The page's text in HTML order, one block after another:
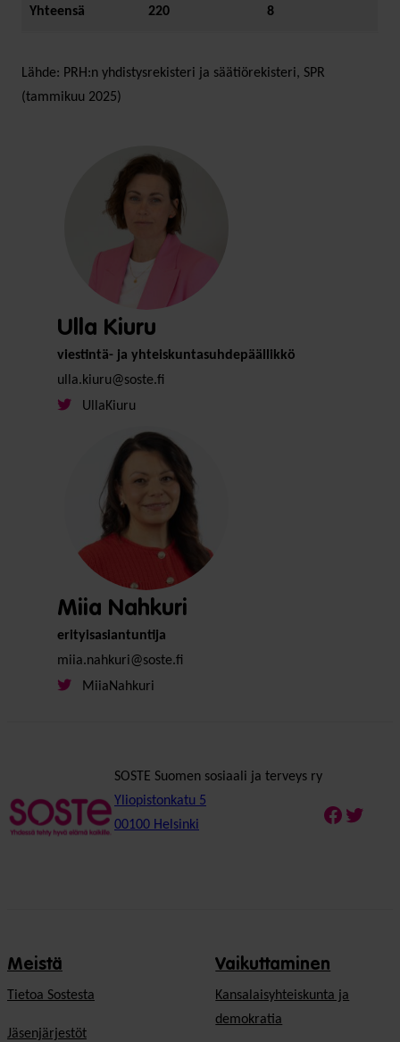
Yhteensä 220 8
Lähde: PRH:n yhdistysrekisteri ja säätiörekisteri, SPR
(tammikuu 2025)
Ulla Kiuru
viestintä- ja yhteiskuntasuhdepäällikkö
ulla.kiuru@soste.fi
UllaKiuru
Miia Nahkuri
erityisasiantuntija
miia.nahkuri@soste.fi
MiiaNahkuri
SOSTE Suomen sosiaali ja terveys ry
Yliopistonkatu 5
00100 Helsinki
Meistä
Tietoa Sostesta
Jäsenjärjestöt
Vaikuttaminen
Kansalaisyhteiskunta ja
demokratia